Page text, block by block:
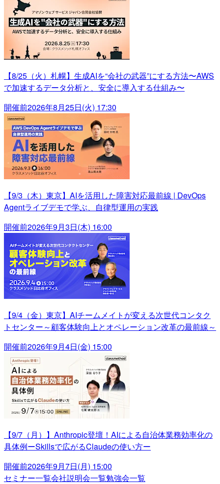
【8/25（火）札幌】生成AIを“会社の武器”にする方法〜AWS
で加速するデータ分析と、安全に導入する仕組み〜
開催前2026年8月25日(火) 17:30
【9/3（木）東京】AIを活用した障害対応最前線 | DevOps
Agentライブデモで学ぶ、自律型運用の実践
開催前2026年9月3日(木) 16:00
【9/4（金）東京】AIチームメイトが変える次世代コンタク
トセンター～顧客体験向上とオペレーション改革の最前線～
開催前2026年9月4日(金) 15:00
【9/7（月）】Anthropic登壇！AIによる自治体業務効率化の
具体例ーSkillsで広がるClaudeの使い方ー
開催前2026年9月7日(月) 15:00
セミナー一覧会社説明会一覧勉強会一覧